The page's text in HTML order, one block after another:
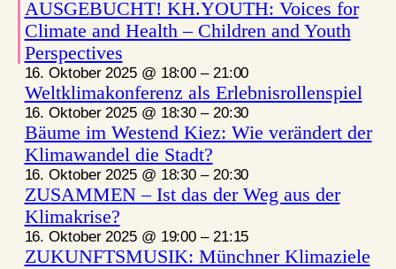
AUSGEBUCHT! KH.YOUTH: Voices for
Climate and Health – Children and Youth
Perspectives
16. Oktober 2025 @ 18:00 – 21:00
Weltklimakonferenz als Erlebnisrollenspiel
16. Oktober 2025 @ 18:30 – 20:30
Bäume im Westend Kiez: Wie verändert der
Klimawandel die Stadt?
16. Oktober 2025 @ 18:30 – 20:30
ZUSAMMEN – Ist das der Weg aus der
Klimakrise?
16. Oktober 2025 @ 19:00 – 21:15
ZUKUNFTSMUSIK: Münchner Klimaziele